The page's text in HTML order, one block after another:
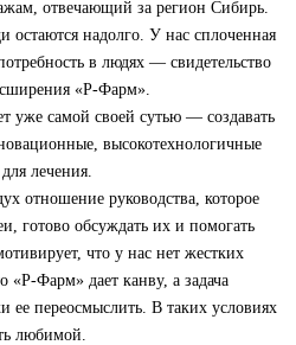
отвечающий за регион Сибирь.
надолго. У нас сплоченная
в людях — свидетельство
«Р-Фарм».
уже самой своей сутью — создавать
высокотехнологичные
лечения.
отношение руководства, которое
готово обсуждать их и помогать
что у нас нет жестких
«Р-Фарм» дает канву, а задача
ее переосмыслить. В таких условиях
любимой.